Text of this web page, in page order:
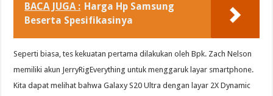
BACA JUGA : Harga Hp Samsung
Beserta Spesifikasinya
Seperti biasa, tes kekuatan pertama dilakukan oleh Bpk. Zach Nelson
memiliki akun JerryRigEverything untuk menggaruk layar smartphone.
Kita dapat melihat bahwa Galaxy S20 Ultra dengan layar 2X Dynamic